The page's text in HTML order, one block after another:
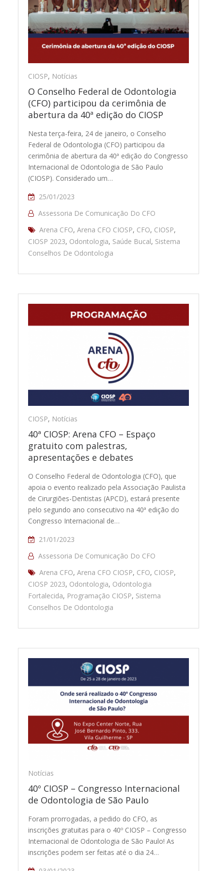
CIOSP, Notícias
O Conselho Federal de Odontologia
(CFO) participou da cerimônia de
abertura da 40ª edição do CIOSP
Nesta terça-feira, 24 de janeiro, o Conselho
Federal de Odontologia (CFO) participou da
cerimônia de abertura da 40ª edição do Congresso
Internacional de Odontologia de São Paulo
(CIOSP). Considerado um…
25/01/2023
Assessoria De Comunicação Do CFO
Arena CFO,Arena CFO CIOSP, CFO, CIOSP,
CIOSP 2023, Odontologia, Saúde Bucal, Sistema
Conselhos De Odontologia
CIOSP, Notícias
40ª CIOSP: Arena CFO – Espaço
gratuito com palestras,
apresentações e debates
O Conselho Federal de Odontologia (CFO), que
apoia o evento realizado pela Associação Paulista
de Cirurgiões-Dentistas (APCD), estará presente
pelo segundo ano consecutivo na 40ª edição do
Congresso Internacional de…
21/01/2023
Assessoria De Comunicação Do CFO
Arena CFO,Arena CFO CIOSP, CFO, CIOSP,
CIOSP 2023, Odontologia, Odontologia
Fortalecida, Programação CIOSP, Sistema
Conselhos De Odontologia
Notícias
40º CIOSP – Congresso Internacional
de Odontologia de São Paulo
Foram prorrogadas, a pedido do CFO, as
inscrições gratuitas para o 40º CIOSP – Congresso
Internacional de Odontologia de São Paulo! As
inscrições podem ser feitas até o dia 24…